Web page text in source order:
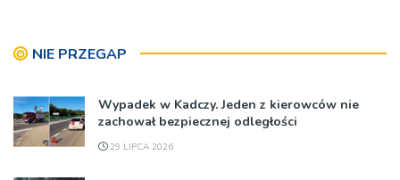
NIE PRZEGAP
Wypadek w Kadczy. Jeden z kierowców nie
zachował bezpiecznej odległości
29 LIPCA 2026